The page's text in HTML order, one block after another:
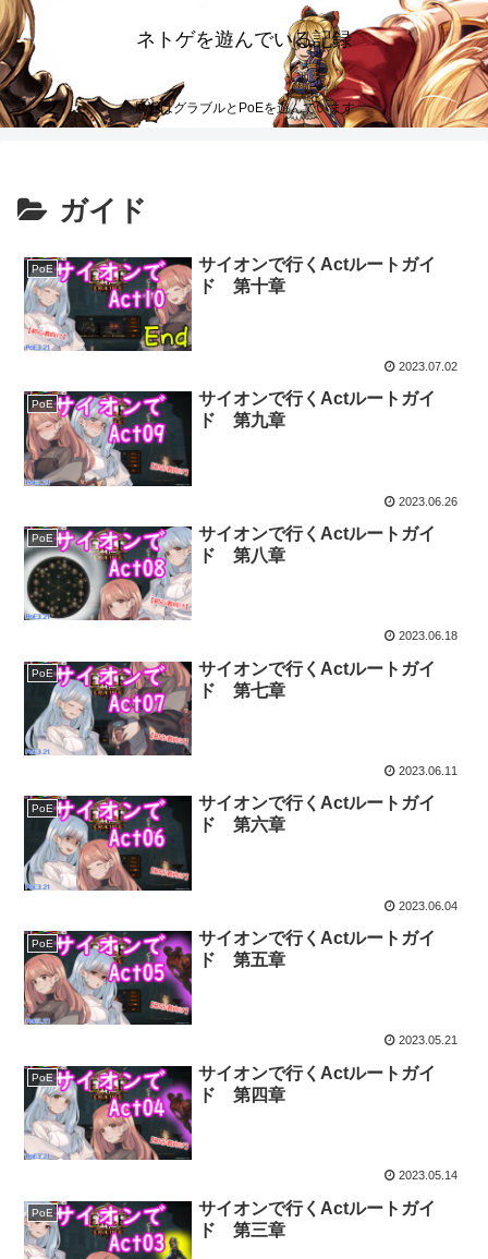
ネトゲを遊んでいる記録
最近はグラブルとPoEを遊んでいます
ガイド
PoE
サイオンで行くActルートガイ
ド 第十章
2023.07.02
PoE
サイオンで行くActルートガイ
ド 第九章
2023.06.26
PoE
サイオンで行くActルートガイ
ド 第八章
2023.06.18
PoE
サイオンで行くActルートガイ
ド 第七章
2023.06.11
PoE
サイオンで行くActルートガイ
ド 第六章
2023.06.04
PoE
サイオンで行くActルートガイ
ド 第五章
2023.05.21
PoE
サイオンで行くActルートガイ
ド 第四章
2023.05.14
PoE
サイオンで行くActルートガイ
ド 第三章